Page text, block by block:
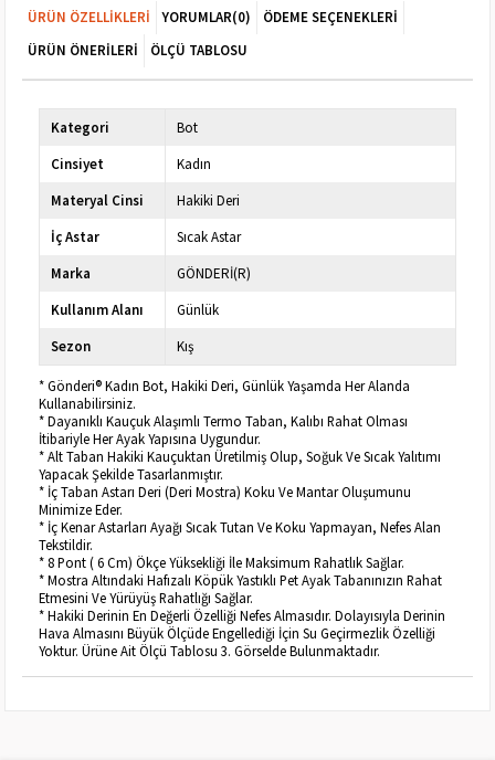
ÜRÜN ÖZELLIKLERI YORUMLAR(0)
ÖDEME SEÇENEKLERI
ÜRÜN ÖNERILERI
ÖLÇÜ TABLOSU
Kategori
Bot
Cinsiyet
Kadın
Materyal Cinsi
Hakiki Deri
İç Astar
Sıcak Astar
Marka
GÖNDERİ(R)
Kullanım Alanı
Günlük
Sezon
Kış
* Gönderi® Kadın Bot, Hakiki Deri, Günlük Yaşamda Her Alanda
Kullanabilirsiniz.
* Dayanıklı Kauçuk Alaşımlı Termo Taban, Kalıbı Rahat Olması
İtibariyle Her Ayak Yapısına Uygundur.
* Alt Taban Hakiki Kauçuktan Üretilmiş Olup, Soğuk Ve Sıcak Yalıtımı
Yapacak Şekilde Tasarlanmıştır.
* İç Taban Astarı Deri (Deri Mostra) Koku Ve Mantar Oluşumunu
Minimize Eder.
* İç Kenar Astarları Ayağı Sıcak Tutan Ve Koku Yapmayan, Nefes Alan
Tekstildir.
* 8 Pont ( 6 Cm) Ökçe Yüksekliği İle Maksimum Rahatlık Sağlar.
* Mostra Altındaki Hafızalı Köpük Yastıklı Pet Ayak Tabanınızın Rahat
Etmesini Ve Yürüyüş Rahatlığı Sağlar.
* Hakiki Derinin En Değerli Özelliği Nefes Almasıdır. Dolayısıyla Derinin
Hava Almasını Büyük Ölçüde Engellediği İçin Su Geçirmezlik Özelliği
Yoktur. Ürüne Ait Ölçü Tablosu 3. Görselde Bulunmaktadır.